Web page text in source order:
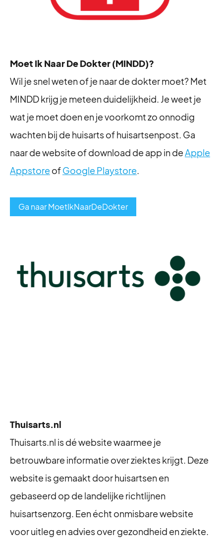
Moet Ik Naar De Dokter (MINDD)?
Wil je snel weten of je naar de dokter moet? Met
MINDD krijg je meteen duidelijkheid. Je weet je
wat je moet doen en je voorkomt zo onnodig
wachten bij de huisarts of huisartsenpost. Ga
naar de website of download de app in deApple
Appstore ofGoogle Playstore.
Ga naar MoetIkNaarDeDokter
Thuisarts.nl
Thuisarts.nl is dé website waarmee je
betrouwbare informatie over ziektes krijgt. Deze
website is gemaakt door huisartsen en
gebaseerd op de landelijke richtlijnen
huisartsenzorg. Een écht onmisbare website
voor uitleg en advies over gezondheid en ziekte.